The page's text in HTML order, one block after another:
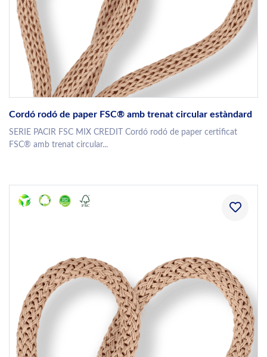
Cordó rodó de paper FSC® amb trenat circular estàndard
SERIE PACIR FSC MIX CREDIT Cordó rodó de paper certificat
FSC® amb trenat circular...